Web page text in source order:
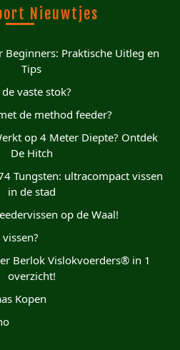
Nieuwtjes
Beginners: Praktische Uitleg en
Tips
vaste stok?
de method feeder?
op 4 Meter Diepte? Ontdek
De Hitch
Tungsten: ultracompact vissen
in de stad
op de Waal!
Berlok Vislokvoerders® in 1
overzicht!
Kopen